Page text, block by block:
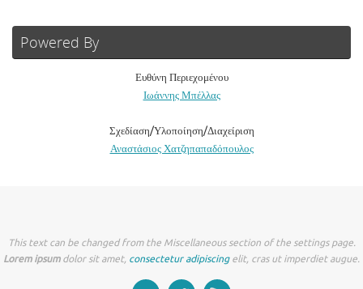
Powered By
Ευθύνη Περιεχομένου
Ιωάννης Μπέλλας
Σχεδίαση/Υλοποίηση/Διαχείριση
Αναστάσιος Χατζηπαπαδόπουλος
This text can be changed from the Miscellaneous section of the settings page.
Lorem ipsumdolor sit amet, consectetur adipiscingelit, cras ut imperdiet augue.